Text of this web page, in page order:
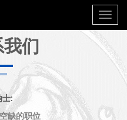
Toggle
们
士:
缺的职位